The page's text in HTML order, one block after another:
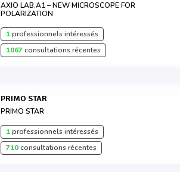
AXIO LAB.A1 – NEW MICROSCOPE FOR
POLARIZATION
1professionnels intéressés
1067consultations récentes
PRIMO STAR
PRIMO STAR
1professionnels intéressés
710consultations récentes